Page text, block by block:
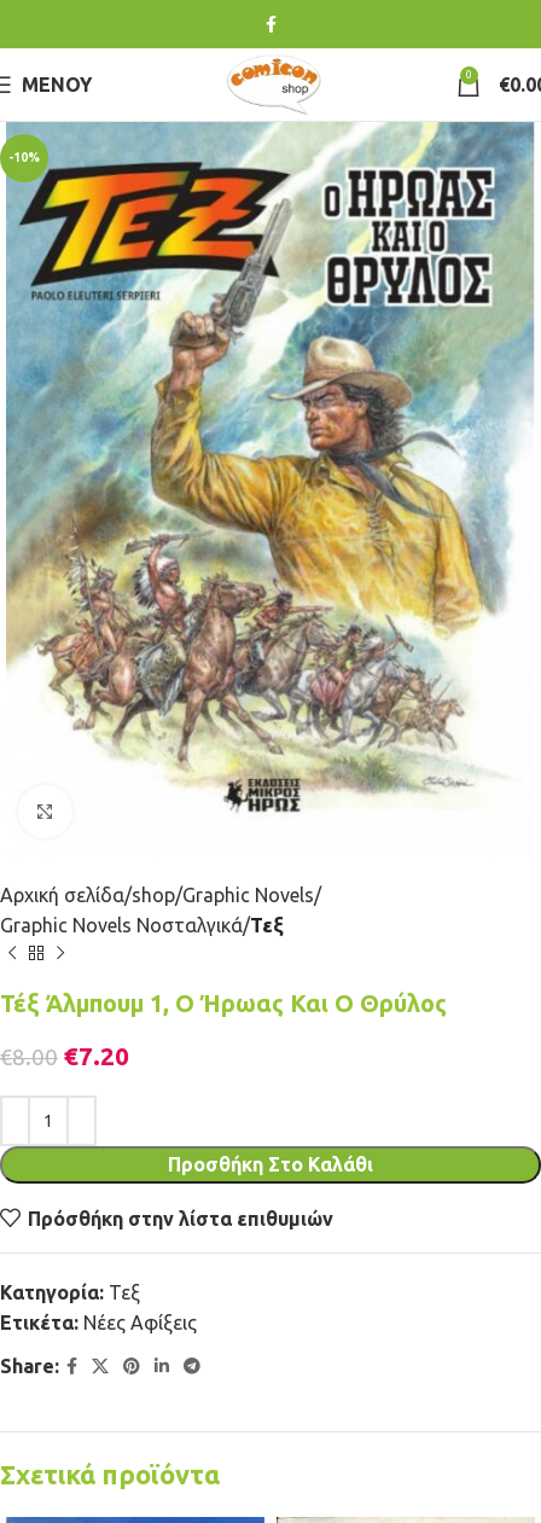
ΜΕΝΟΎ 0 €
-10%
Κλικ για μεγέθυνση
Αρχική σελίδα shop Graphic Novels
Graphic Novels Νοσταλγικά Τεξ
Τέξ Άλμπουμ 1, Ο Ήρωας Και Ο Θρύλος
€8.00 €7.20
Προσθήκη Στο Καλάθι
Πρόσθήκη στην λίστα επιθυμιών
Κατηγορία: Τεξ
Ετικέτα: Νέες Αφίξεις
Share:
Σχετικά προϊόντα